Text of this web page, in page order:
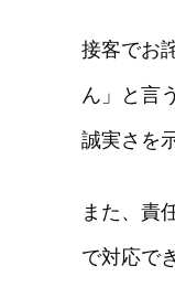
接客でお
ん」と言
誠実さを
また、責
で対応で